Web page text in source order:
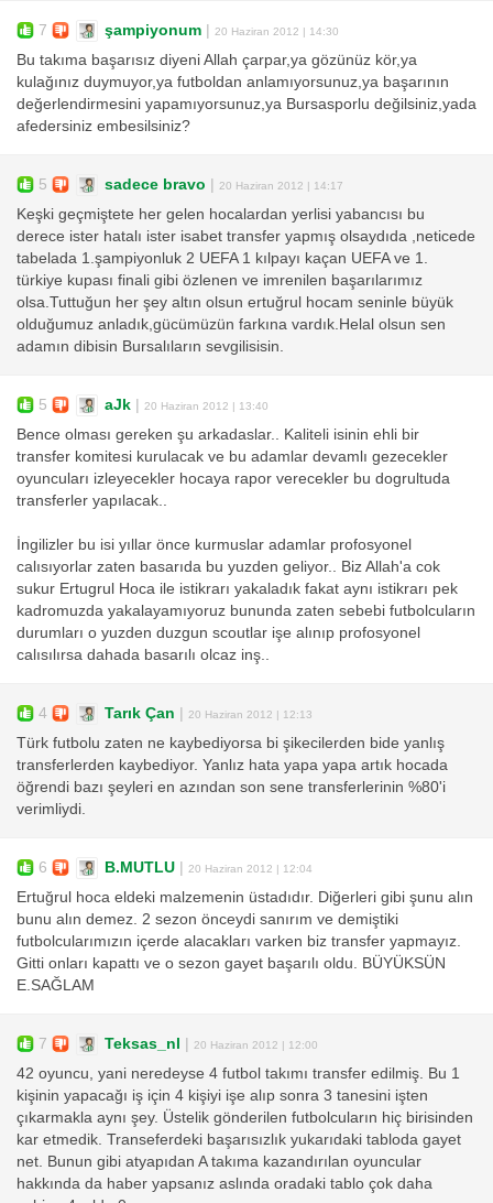
7 şampiyonum | 20 Haziran 2012 | 14:30
Bu takıma başarısız diyeni Allah çarpar,ya gözünüz kör,ya
kulağınız duymuyor,ya futboldan anlamıyorsunuz,ya başarının
değerlendirmesini yapamıyorsunuz,ya Bursasporlu değilsiniz,yada
afedersiniz embesilsiniz?
5 sadece bravo | 20 Haziran 2012 | 14:17
Keşki geçmiştete her gelen hocalardan yerlisi yabancısı bu
derece ister hatalı ister isabet transfer yapmış olsaydıda ,neticede
tabelada 1.şampiyonluk 2 UEFA 1 kılpayı kaçan UEFA ve 1.
türkiye kupası finali gibi özlenen ve imrenilen başarılarımız
olsa.Tuttuğun her şey altın olsun ertuğrul hocam seninle büyük
olduğumuz anladık,gücümüzün farkına vardık.Helal olsun sen
adamın dibisin Bursalıların sevgilisisin.
5 aJk | 20 Haziran 2012 | 13:40
Bence olması gereken şu arkadaslar.. Kaliteli isinin ehli bir
transfer komitesi kurulacak ve bu adamlar devamlı gezecekler
oyuncuları izleyecekler hocaya rapor verecekler bu dogrultuda
transferler yapılacak..
İngilizler bu isi yıllar önce kurmuslar adamlar profosyonel
calısıyorlar zaten basarıda bu yuzden geliyor.. Biz Allah'a cok
sukur Ertugrul Hoca ile istikrarı yakaladık fakat aynı istikrarı pek
kadromuzda yakalayamıyoruz bununda zaten sebebi futbolcuların
durumları o yuzden duzgun scoutlar işe alınıp profosyonel
calısılırsa dahada basarılı olcaz inş..
4 Tarık Çan | 20 Haziran 2012 | 12:13
Türk futbolu zaten ne kaybediyorsa bi şikecilerden bide yanlış
transferlerden kaybediyor. Yanlız hata yapa yapa artık hocada
öğrendi bazı şeyleri en azından son sene transferlerinin %80'i
verimliydi.
6 B.MUTLU | 20 Haziran 2012 | 12:04
Ertuğrul hoca eldeki malzemenin üstadıdır. Diğerleri gibi şunu alın
bunu alın demez. 2 sezon önceydi sanırım ve demiştiki
futbolcularımızın içerde alacakları varken biz transfer yapmayız.
Gitti onları kapattı ve o sezon gayet başarılı oldu. BÜYÜKSÜN
E.SAĞLAM
7 Teksas_nl | 20 Haziran 2012 | 12:00
42 oyuncu, yani neredeyse 4 futbol takımı transfer edilmiş. Bu 1
kişinin yapacağı iş için 4 kişiyi işe alıp sonra 3 tanesini işten
çıkarmakla aynı şey. Üstelik gönderilen futbolcuların hiç birisinden
kar etmedik. Transeferdeki başarısızlık yukarıdaki tabloda gayet
net. Bunun gibi atyapıdan A takıma kazandırılan oyuncular
hakkında da haber yapsanız aslında oradaki tablo çok daha